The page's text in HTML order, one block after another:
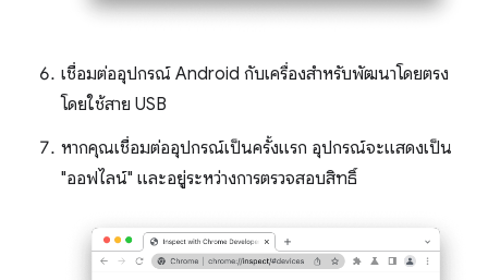
เชื่อมต่ออุปกรณ์ Android กับเครื่องสำหรับพัฒนาโดยตรง
โดยใช้สาย USB
หากคุณเชื่อมต่ออุปกรณ์เป็นครั้งแรก อุปกรณ์จะแสดงเป็น
"ออฟไลน์" และอยู่ระหว่างการตรวจสอบสิทธิ์